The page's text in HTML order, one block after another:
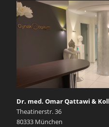
Dr. med. Omar Qattawi &
Theatinerstr. 36
80333 München